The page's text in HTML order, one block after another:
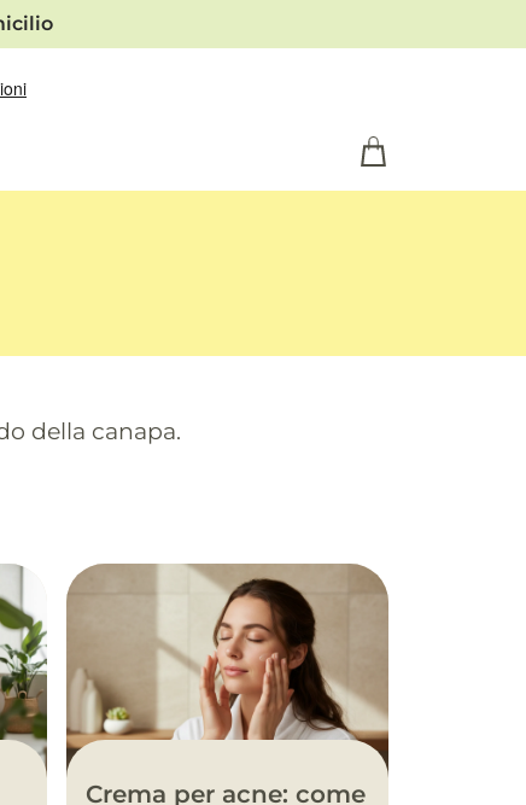
della canapa.
Crema per acne: come